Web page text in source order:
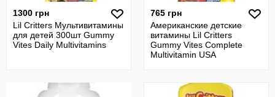
1300 грн
Lil Critters Мультивитамины
для детей 300шт Gummy
Vites Daily Multivitamins
765 грн
Американские детские
витамины Lil Critters
Gummy Vites Complete
Multivitamin USA